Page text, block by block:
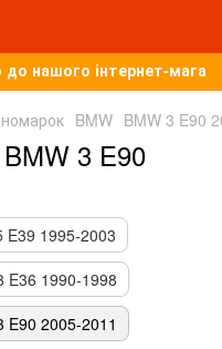
нашого інтернет-
BMW BMW 3 E90
3 E90
E39 1995-2003
E36 1990-1998
E90 2005-2011